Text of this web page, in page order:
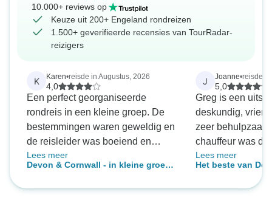
10.000+ reviews op
Keuze uit 200+ Engeland rondreizen
1.500+ geverifieerde recensies van TourRadar-
reizigers
K Karen•reisde in Augustus, 2026
4,0
Een perfect georganiseerde
rondreis in een kleine groep. De
bestemmingen waren geweldig en
de reisleider was boeiend en
deskundig.
Lees meer
Devon & Cornwall - in kleine groep -
J Joanne•reisde
5,0
Greg is een
deskundig,
zeer
chauffeur was
en behulpzaam.
Lees meer
Het beste van
(geen